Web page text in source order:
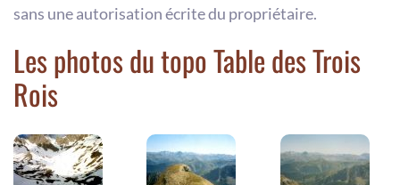
sans une autorisation écrite du propriétaire.
Les photos du topo Table des Trois
Rois